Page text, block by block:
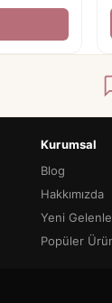
Kurumsal
Blog
Hakkımızda
Yeni
Popüler